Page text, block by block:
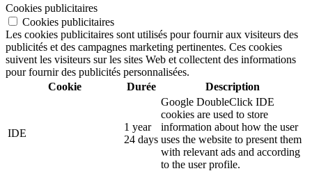
Cookies publicitaires
Cookies publicitaires
Les cookies publicitaires sont utilisés pour fournir aux visiteurs des
publicités et des campagnes marketing pertinentes. Ces cookies
suivent les visiteurs sur les sites Web et collectent des informations
pour fournir des publicités personnalisées.
Cookie
Durée Description
IDE
1 year
24 days
Google DoubleClick IDE
cookies are used to store
information about how the user
uses the website to present them
with relevant ads and according
to the user profile.